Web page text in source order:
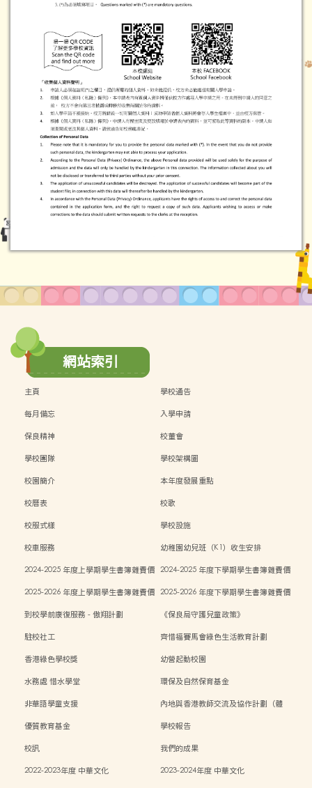
網站索引
主頁
學校通告
每月備忘
入學申請
保良精神
校董會
學校團隊
學校架構圖
校園簡介
本年度發展重點
校曆表
校歌
校服式樣
學校設施
校車服務
幼稚園幼兒班（K1）收生安排
2024-2025 年度上學期學生書簿雜費價 2024-2025 年度下學期學生書簿雜費價
2025-2026 年度上學期學生書簿雜費價 2025-2026 年度下學期學生書簿雜費價
到校學前康復服務 - 傲翔計劃
《保良局守護兒童政策》
駐校社工
齊惜福賽馬會綠色生活教育計劃
香港綠色學校獎
幼營起動校園
水務處 惜水學堂
環保及自然保育基金
非華語學童支援
內地與香港教師交流及協作計劃（體
優質教育基金
學校報告
校訊
我們的成果
2022-2023年度 中華文化
2023-2024年度 中華文化